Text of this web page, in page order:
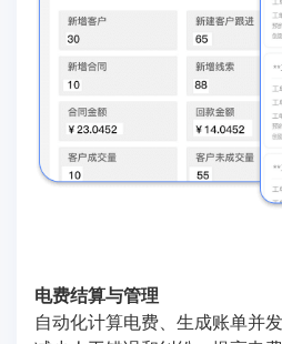
电费结算与管理
自动化计算电费、生成账单并发